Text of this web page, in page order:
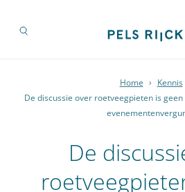
Home › Kennis
De discussie over roetveegpieten is
De